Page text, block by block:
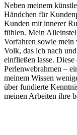
Neben meinem
Händchen für
Kunden mit innerer
fühlen. Mein
Vorfahren sowie mein
Volk, das ich nach
einfließen lasse. Diese
Perlenwebrahmen –
meinem Wissen
über fundierte
meinen Arbeiten ihre